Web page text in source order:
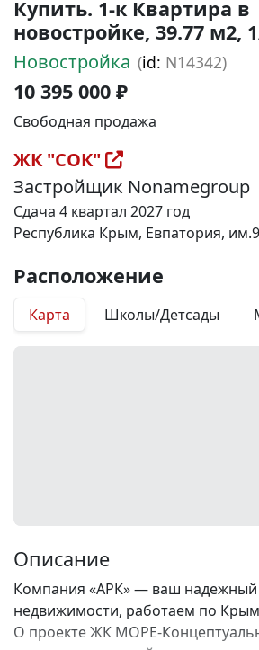
Купить. 1-к Квартира в
новостройке, 39.77 м2,
Новостройка (id: N14342)
10 395 000 ₽
Свободная продажа
ЖК "СОК"
Застройщик Nonamegroup
Сдача 4 квартал 2027 год
Республика Крым, Евпатория,
Расположение
Карта Школы/Детсады
Описание
Компания «АРК» — ваш надежный
недвижимости, работаем по
О проекте ЖК МОРЕ-